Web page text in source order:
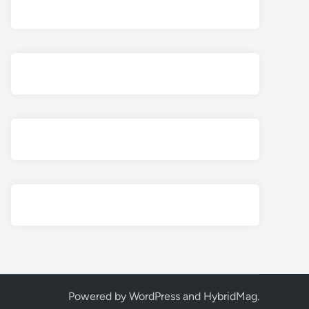
Powered by WordPress and HybridMag.